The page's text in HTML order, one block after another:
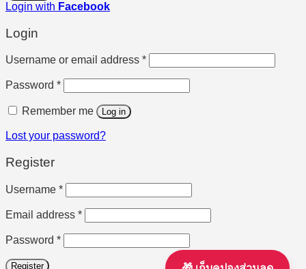
Login with Facebook
Login
Username or email address *Required
Password *Required
Remember me Log in
Lost your password?
Register
Username *Required
Email address *Required
Password *Required
Register